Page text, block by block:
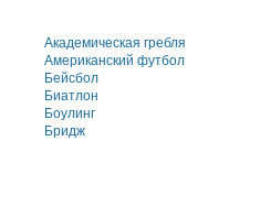
Академическая гребля
Американский футбол
Бейсбол
Биатлон
Боулинг
Бридж